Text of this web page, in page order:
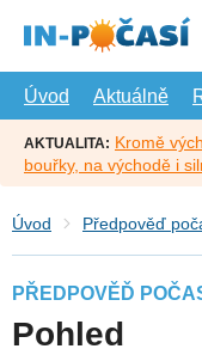
hlavní
Úvod
Aktuálně
AKTUALITA: Kromě
bouřky, na východě i
Úvod Předpověď
PŘEDPOVĚĎ
Pohled